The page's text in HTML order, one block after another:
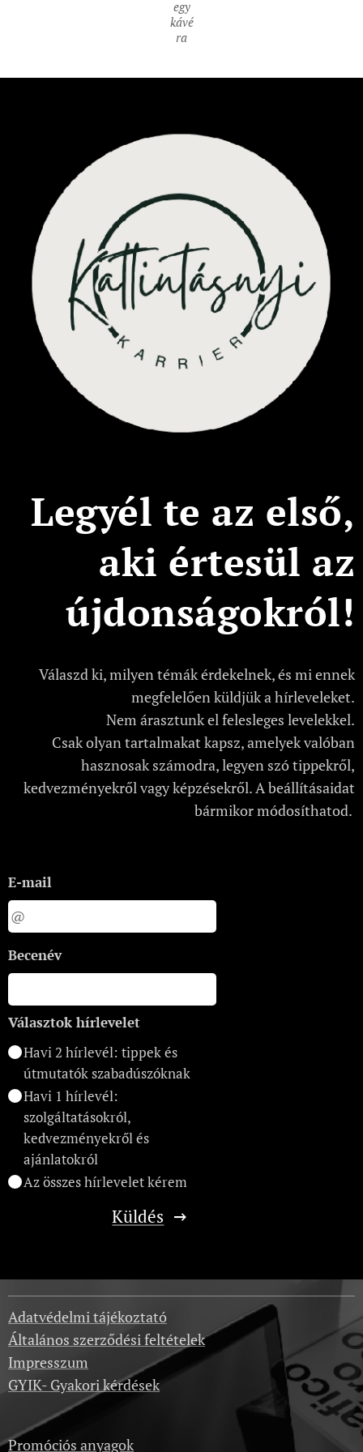
egy
kávé
ra
Legyél te az első,
aki értesül az
újdonságokról!
Válaszd ki, milyen témák érdekelnek, és mi ennek
megfelelően küldjük a hírleveleket.
Nem árasztunk el felesleges levelekkel.
Csak olyan tartalmakat kapsz, amelyek valóban
hasznosak számodra, legyen szó tippekről,
kedvezményekről vagy képzésekről. A beállításaidat
bármikor módosíthatod.
E-mail
Becenév
Választok hírlevelet
Havi 2 hírlevél: tippek és
útmutatók szabadúszóknak
Havi 1 hírlevél:
szolgáltatásokról,
kedvezményekről és
ajánlatokról
Az összes hírlevelet kérem
Küldés
Adatvédelmi tájékoztató
Általános szerződési feltételek
Impresszum
GYIK- Gyakori kérdések
Promóciós anyagok